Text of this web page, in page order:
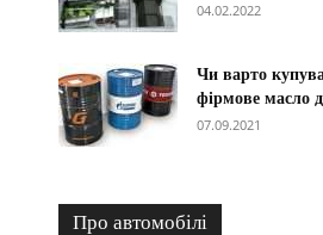
04.02.2022
Чи варто
фірмове масло
07.09.2021
Про автомобілі